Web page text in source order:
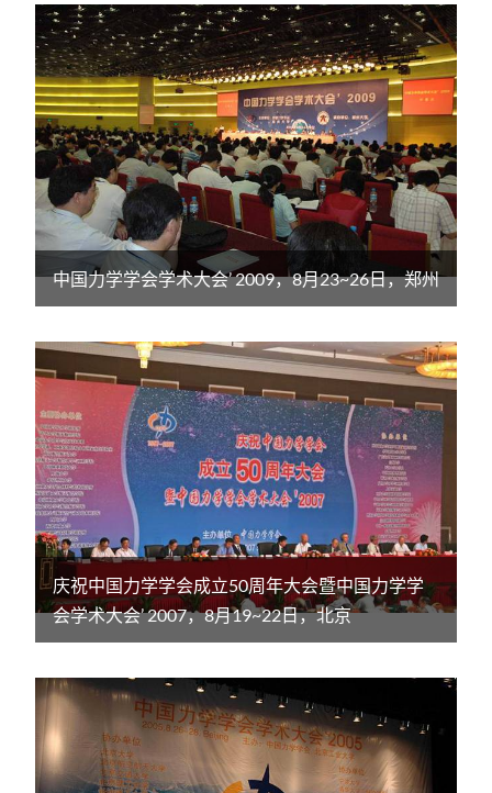
中国力学学会学术大会’ 2009，8月23~26日，郑州
庆祝中国力学学会成立50周年大会暨中国力学学
会学术大会’ 2007，8月19~22日，北京